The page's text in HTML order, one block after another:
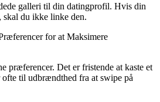
galleri til din datingprofil. Hvis din
skal du ikke linke den.
for at Maksimere
præferencer. Det er fristende at kaste et
til udbrændthed fra at swipe på